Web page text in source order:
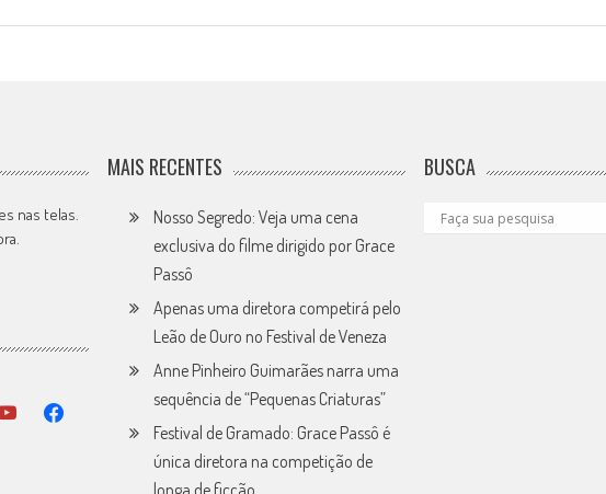
nas telas.
MAIS RECENTES
Nosso Segredo: Veja uma cena
exclusiva do filme dirigido por Grace
Passô
Apenas uma diretora competirá pelo
Leão de Ouro no Festival de Veneza
Anne Pinheiro Guimarães narra uma
sequência de “Pequenas Criaturas”
Festival de Gramado: Grace Passô é
única diretora na competição de
BUSCA